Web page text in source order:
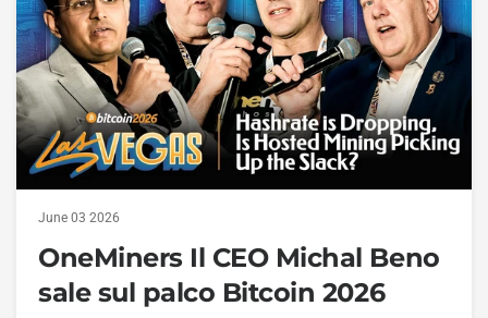
June 03 2026
OneMiners Il CEO Michal Beno
sale sul palco Bitcoin 2026